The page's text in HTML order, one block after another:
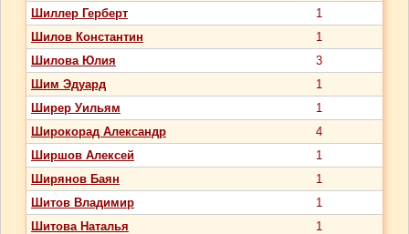
Шиллер Герберт
1
Шилов Константин
1
Шилова Юлия
3
Шим Эдуард
1
Ширер Уильям
1
Широкорад Александр
4
Ширшов Алексей
1
Ширянов Баян
1
Шитов Владимир
1
Шитова Наталья
1